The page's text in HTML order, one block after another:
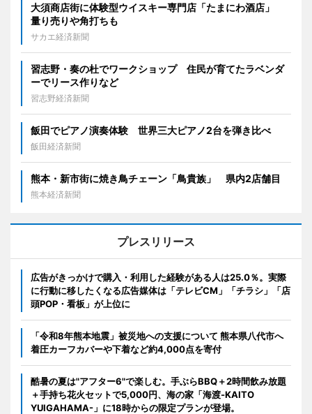
大須商店街に体験型ウイスキー専門店「たまにわ酒店」
量り売りや角打ちも
サカエ経済新聞
習志野・奏の杜でワークショップ 住民が育てたラベンダ
ーでリース作りなど
習志野経済新聞
飯田でピアノ演奏体験 世界三大ピアノ2台を弾き比べ
飯田経済新聞
熊本・新市街に焼き鳥チェーン「鳥貴族」 県内2店舗目
熊本経済新聞
プレスリリース
広告がきっかけで購入・利用した経験がある人は25.0％。実際
に行動に移したくなる広告媒体は「テレビCM」「チラシ」「店
頭POP・看板」が上位に
「令和8年熊本地震」被災地への支援について 熊本県八代市へ
着圧カーフカバーや下着など約4,000点を寄付
酷暑の夏は"アフター6"で楽しむ。手ぶらBBQ＋2時間飲み放題
＋手持ち花火セットで5,000円、海の家「海渡-KAITO
YUIGAHAMA-」に18時からの限定プランが登場。